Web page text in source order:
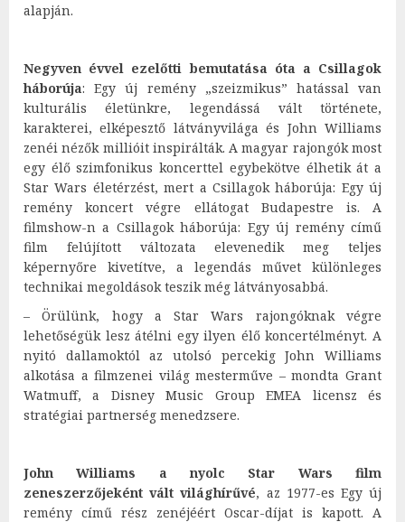
alapján.
Negyven évvel ezelőtti bemutatása óta a Csillagok
háborúja: Egy új remény „szeizmikus” hatással van
kulturális életünkre, legendássá vált története,
karakterei, elképesztő látványvilága és John Williams
zenéi nézők millióit inspirálták. A magyar rajongók most
egy élő szimfonikus koncerttel egybekötve élhetik át a
Star Wars életérzést, mert a Csillagok háborúja: Egy új
remény koncert végre ellátogat Budapestre is. A
filmshow-n a Csillagok háborúja: Egy új remény című
film felújított változata elevenedik meg teljes
képernyőre kivetítve, a legendás művet különleges
technikai megoldások teszik még látványosabbá.
– Örülünk, hogy a Star Wars rajongóknak végre
lehetőségük lesz átélni egy ilyen élő koncertélményt. A
nyitó dallamoktól az utolsó percekig John Williams
alkotása a filmzenei világ mesterműve – mondta Grant
Watmuff, a Disney Music Group EMEA licensz és
stratégiai partnerség menedzsere.
John Williams a nyolc Star Wars film
zeneszerzőjeként vált világhírűvé, az 1977-es Egy új
remény című rész zenéjéért Oscar-díjat is kapott. A